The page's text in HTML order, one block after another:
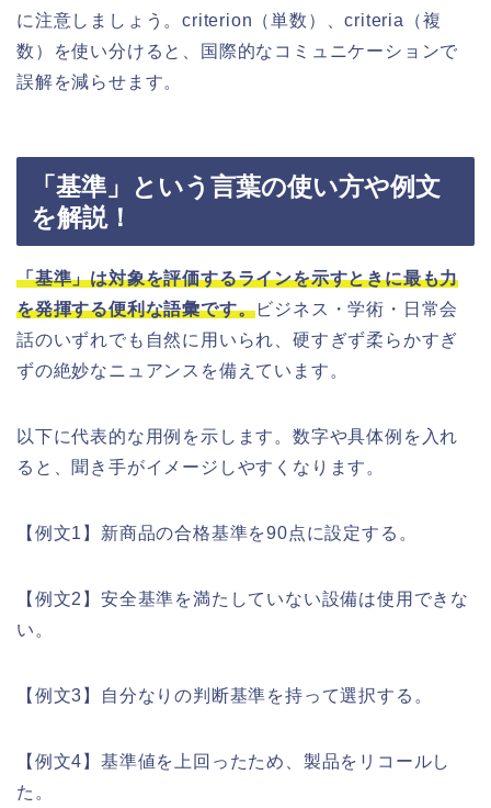
に注意しましょう。criterion（単数）、criteria（複
数）を使い分けると、国際的なコミュニケーションで
誤解を減らせます。
「基準」という言葉の使い方や例文
を解説！
「基準」は対象を評価するラインを示すときに最も力
を発揮する便利な語彙です。ビジネス・学術・日常会
話のいずれでも自然に用いられ、硬すぎず柔らかすぎ
ずの絶妙なニュアンスを備えています。
以下に代表的な用例を示します。数字や具体例を入れ
ると、聞き手がイメージしやすくなります。
【例文1】新商品の合格基準を90点に設定する。
【例文2】安全基準を満たしていない設備は使用できな
い。
【例文3】自分なりの判断基準を持って選択する。
【例文4】基準値を上回ったため、製品をリコールし
た。